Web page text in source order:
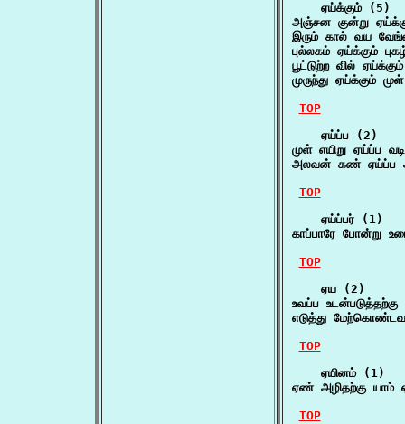
    ஏய்க்கும் (5)
அஞ்சன குன்று
இரும் கால் வய
புல்லகம் ஏய்க்கும்
பூட்டுற்ற வில்
முருந்து ஏய்க்கும்
TOP
    ஏய்ப்ப (2)
முள் எயிறு ஏய்ப்ப
அலவன் கண் ஏய்ப்ப
TOP
    ஏய்ப்பர் (1)
காப்பாரே போன்று
TOP
    ஏய (2)
உவப்ப
எடுத்து
TOP
    ஏயினம் (1)
ஏண் அழிதற்கு யாம்
TOP